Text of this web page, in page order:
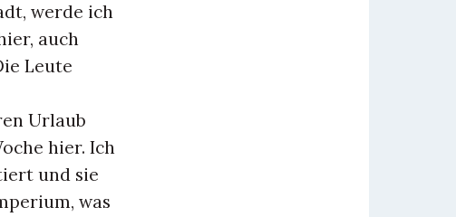
werde ich
auch
Leute
Urlaub
hier. Ich
und sie
was